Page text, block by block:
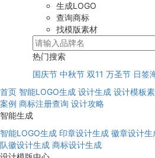
生成LOGO
查询商标
找模版素材
热门搜索
国庆节 中秋节 双11 万圣节 日签
首页 智能LOGO生成 设计生成 设计模板
案例 商标注册查询 设计攻略
智能生成
智能LOGO生成 印章设计生成 徽章设计生
队徽设计生成 商标设计生成